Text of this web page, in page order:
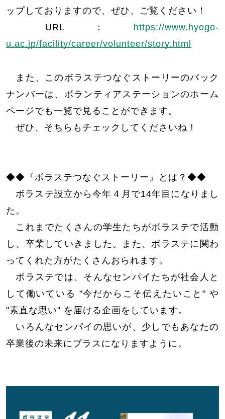
ップしておりますので、ぜひ、ご覧ください！
URL： https://www.hyogo-
u.ac.jp/facility/career/volunteer/story.html
また、このボラステつなぐストーリーのバック
ナンバーは、ボランティアステーションのホーム
ページでも一覧で見ることができます。
ぜひ、そちらもチェックしてくださいね！
◆◆『ボラステつなぐストーリー』とは？◆◆
ボラステ設立から今年４月で14年目になりまし
た。
これまでたくさんの学生たちがボラステで活動
し、卒業していきました。また、ボラステに関わ
ってくれた方がたくさんおられます。
ボラステでは、そんなセンパイたちが社会人と
して働いている "今だからこそ伝えたいこと" や
"素直な思い" を届ける企画をしています。
いろんなセンパイの思いが、少しでもあなたの
卒業後の未来にプラスになりますように。